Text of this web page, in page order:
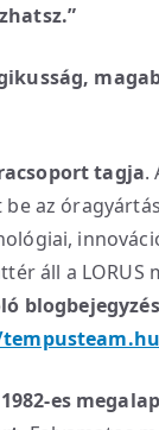
tagja.
az
áll a LORUS
1982-es